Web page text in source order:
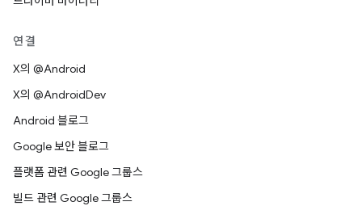
연결
X의 @Android
X의 @AndroidDev
Android 블로그
Google 보안 블로그
플랫폼 관련 Google 그룹스
빌드 관련 Google 그룹스